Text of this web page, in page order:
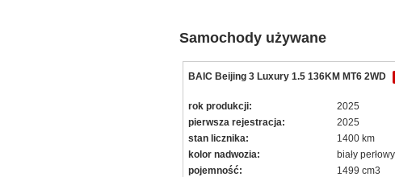
Samochody używane
BAIC Beijing 3 Luxury 1.5 136KM MT6 2WD
rok produkcji:
2025
pierwsza rejestracja:
2025
stan licznika:
1400 km
kolor nadwozia:
biały perłowy
pojemność:
1499 cm3